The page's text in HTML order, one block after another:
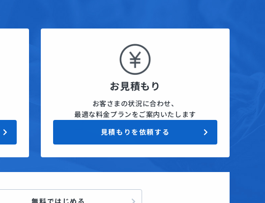
お見積もり
お客さまの状況に合わせ、
最適な料金プランをご案内いたします
見積もりを依頼する
無料ではじめる